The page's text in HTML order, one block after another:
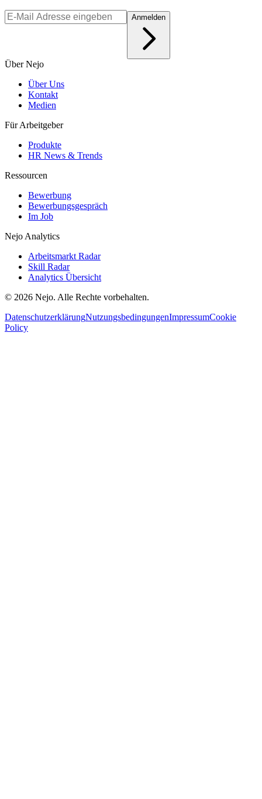
Anmelden
Über Nejo
Über Uns
Kontakt
Medien
Für Arbeitgeber
Produkte
HR News & Trends
Ressourcen
Bewerbung
Bewerbungsgespräch
Im Job
Nejo Analytics
Arbeitsmarkt Radar
Skill Radar
Analytics Übersicht
© 2026 Nejo. Alle Rechte vorbehalten.
DatenschutzerklärungNutzungsbedingungenImpressumCookie
Policy